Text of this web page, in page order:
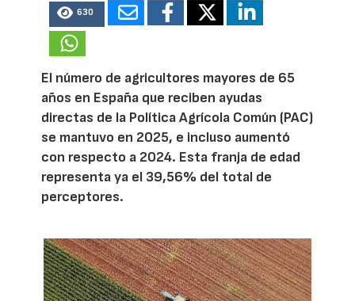
630
El número de agricultores mayores de 65
años en España que reciben ayudas
directas de la Política Agrícola Común (PAC)
se mantuvo en 2025, e incluso aumentó
con respecto a 2024. Esta franja de edad
representa ya el 39,56% del total de
perceptores.